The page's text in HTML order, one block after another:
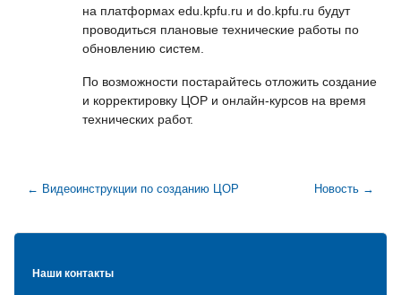
на платформах edu.kpfu.ru и do.kpfu.ru будут
проводиться плановые технические работы по
обновлению систем.
По возможности постарайтесь отложить создание
и корректировку ЦОР и онлайн-курсов на время
технических работ.
← Видеоинструкции по созданию ЦОР Новость →
Наши контакты